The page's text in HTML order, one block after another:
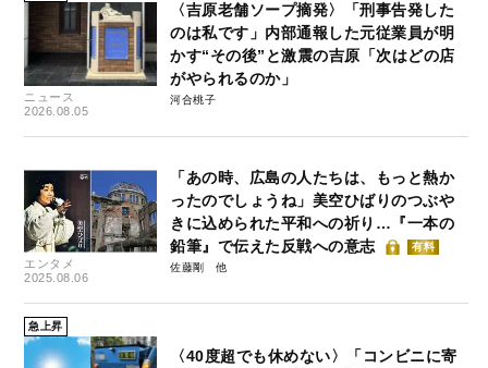
ニュース
2026.08.05
〈吉原老舗ソープ摘発〉「刑事告発した
のは私です」内部通報した元従業員が明
かす“その後”と激震の吉原「次はどの店
がやられるのか」
河合桃子
エンタメ
2025.08.06
「あの時、広島の人たちは、もっと熱か
ったのでしょうね」美空ひばりのつぶや
きに込められた平和への祈り…『一本の
鉛筆』で伝えた反戦への意志
有料
佐藤剛
急上昇
〈40度超でも休めない〉「コンビニに寄